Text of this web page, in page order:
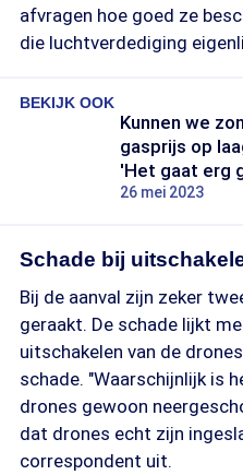
afvragen hoe goed ze
die luchtverdediging
BEKIJK OOK
Kunnen we
gasprijs op
'Het gaat erg
26 mei 2023
Schade bij
Bij de aanval zijn zeker
geraakt. De schade lijkt
uitschakelen van de
schade. "Waarschijnlijk is
drones gewoon
dat drones echt zijn
correspondent uit.